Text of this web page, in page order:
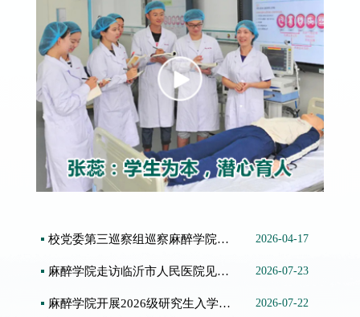
校党委第三巡察组巡察麻醉学院党总支工作动员会召... 2026-04-17
麻醉学院走访临沂市人民医院见习实习学生 2026-07-23
麻醉学院开展2026级研究生入学教育 2026-07-22